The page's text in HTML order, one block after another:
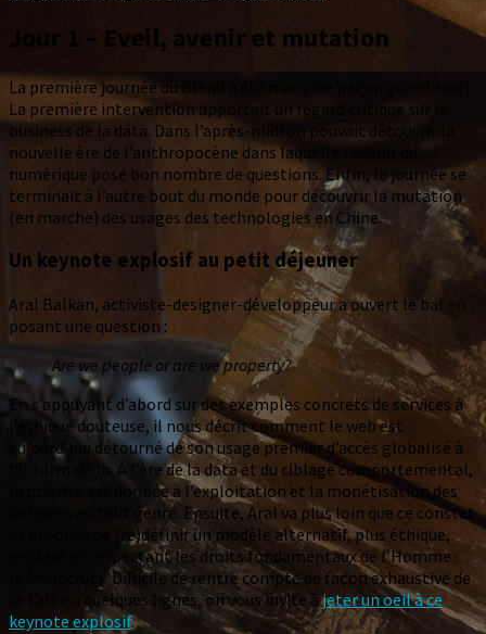
Jour 1 – Eveil, avenir et mutation
La première journée du Blend a été marquée par un grand écart.
La première intervention apportait un regard critique sur le
business de la data. Dans l’après-midi on pouvait découvrir la
nouvelle ère de l’anthropocène dans laquelle l’avenir du
numérique pose bon nombre de questions. Enfin, la journée se
terminait à l’autre bout du monde pour découvrir la mutation
(en marche) des usages des technologies en Chine.
Un keynote explosif au petit déjeuner
Aral Balkan, activiste-designer-développeur a ouvert le bal en
posant une question :
Are we people or are we property?
En s’appuyant d’abord sur des exemples concrets de services à
l’éthique douteuse, il nous décrit comment le web est
aujourd’hui détourné de son usage premier d’accès globalisé à
l’information. A l’ère de la data et du ciblage comportemental,
la priorité est donnée à l’exploitation et la monétisation des
données en tout genre. Ensuite, Aral va plus loin que ce constat
et propose de (re)définir un modèle alternatif, plus éthique,
modéré et respectant les droits fondamentaux de l’Homme :
Peerocracy.Difficile de rentre compte de façon exhaustive de
ce talk en quelques lignes, on vous invite àjeter un oeil à ce
keynote explosif.